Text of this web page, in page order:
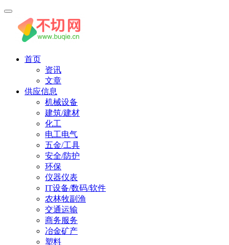
首页
资讯
文章
供应信息
机械设备
建筑/建材
化工
电工电气
五金/工具
安全/防护
环保
仪器仪表
IT设备/数码/软件
农林牧副渔
交通运输
商务服务
冶金矿产
塑料